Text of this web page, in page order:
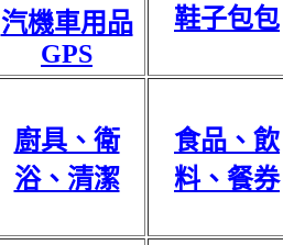
汽機車用品
GPS
鞋子包包
廚具、衛
浴、清潔
食品、飲
料、餐券